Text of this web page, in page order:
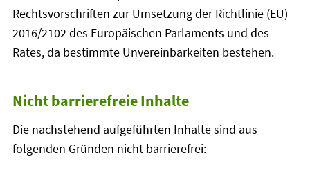
Rechtsvorschriften zur Umsetzung der Richtlinie (EU)
2016/2102 des Europäischen Parlaments und des
Rates, da bestimmte Unvereinbarkeiten bestehen.
Nicht barrierefreie Inhalte
Die nachstehend aufgeführten Inhalte sind aus
folgenden Gründen nicht barrierefrei: